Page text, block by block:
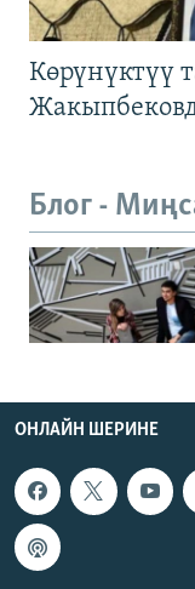
Көрүнүктүү
Блог -
ОНЛАЙН ШЕРИНЕ